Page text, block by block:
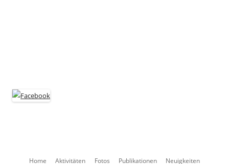
Home Aktivitäten Fotos Publikationen Neuigkeiten